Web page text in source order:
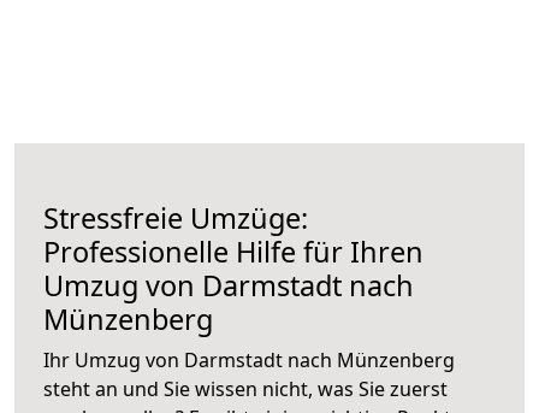
Stressfreie Umzüge:
Professionelle Hilfe für Ihren
Umzug von Darmstadt nach
Münzenberg
Ihr Umzug von Darmstadt nach Münzenberg
steht an und Sie wissen nicht, was Sie zuerst